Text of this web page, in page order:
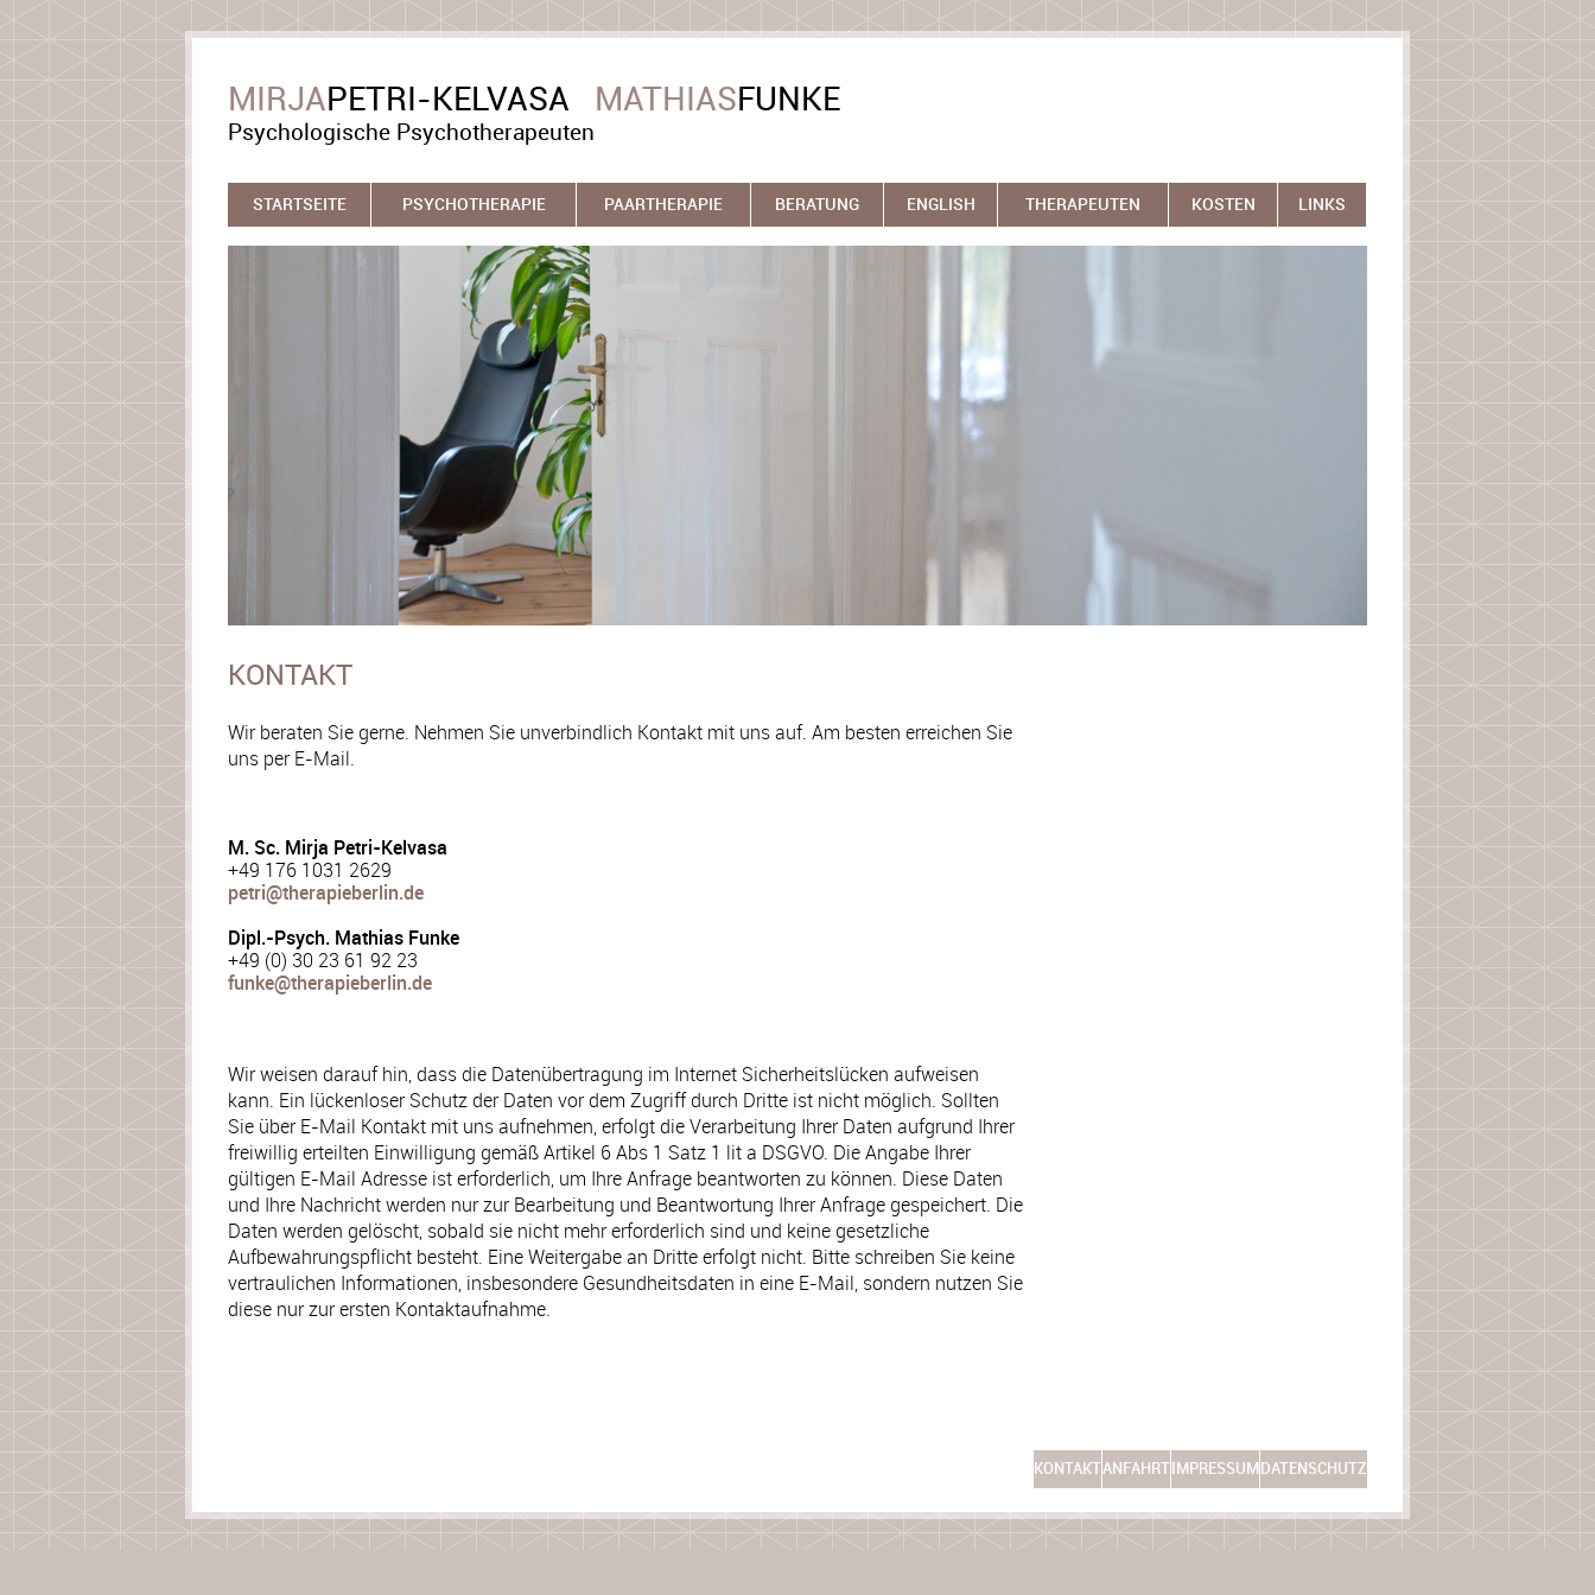
MIRJAPETRI-KELVASA MATHIASFUNKE
Psychologische Psychotherapeuten
STARTSEITE PSYCHOTHERAPIE PAARTHERAPIE BERATUNG ENGLISH THERAPEUTEN KOSTEN LINKS
KONTAKT
Wir beraten Sie gerne. Nehmen Sie unverbindlich Kontakt mit uns auf. Am besten erreichen Sie
uns per E-Mail.
M. Sc. Mirja Petri-Kelvasa
+49 176 1031 2629
petri@therapieberlin.de
Dipl.-Psych. Mathias Funke
+49 (0) 30 23 61 92 23
funke@therapieberlin.de
Wir weisen darauf hin, dass die Datenübertragung im Internet Sicherheitslücken aufweisen
kann. Ein lückenloser Schutz der Daten vor dem Zugriff durch Dritte ist nicht möglich. Sollten
Sie über E-Mail Kontakt mit uns aufnehmen, erfolgt die Verarbeitung Ihrer Daten aufgrund Ihrer
freiwillig erteilten Einwilligung gemäß Artikel 6 Abs 1 Satz 1 lit a DSGVO. Die Angabe Ihrer
gültigen E-Mail Adresse ist erforderlich, um Ihre Anfrage beantworten zu können. Diese Daten
und Ihre Nachricht werden nur zur Bearbeitung und Beantwortung Ihrer Anfrage gespeichert. Die
Daten werden gelöscht, sobald sie nicht mehr erforderlich sind und keine gesetzliche
Aufbewahrungspflicht besteht. Eine Weitergabe an Dritte erfolgt nicht. Bitte schreiben Sie keine
vertraulichen Informationen, insbesondere Gesundheitsdaten in eine E-Mail, sondern nutzen Sie
diese nur zur ersten Kontaktaufnahme.
KONTAKTANFAHRT IMPRESSUM DATENSCHUTZ